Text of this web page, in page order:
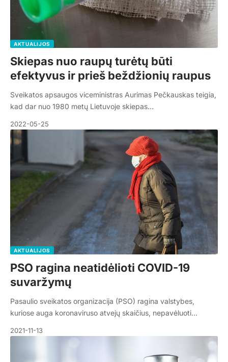
AKTUALIJOS
Skiepas nuo raupų turėtų būti
efektyvus ir prieš beždžionių raupus
Sveikatos apsaugos viceministras Aurimas Pečkauskas teigia,
kad dar nuo 1980 metų Lietuvoje skiepas…
2022-05-25
AKTUALIJOS
PSO ragina neatidėlioti COVID-19
suvaržymų
Pasaulio sveikatos organizacija (PSO) ragina valstybes,
kuriose auga koronaviruso atvejų skaičius, nepavėluoti…
2021-11-13